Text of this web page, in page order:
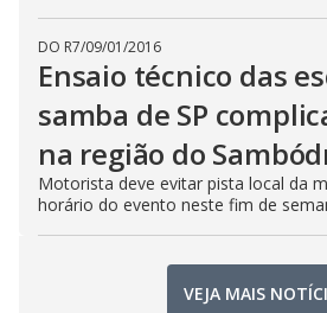
DO R7/09/01/2016
Ensaio técnico das
samba de SP
na região do
Motorista deve evitar pista local da
horário do evento neste fim de
VEJA MAIS